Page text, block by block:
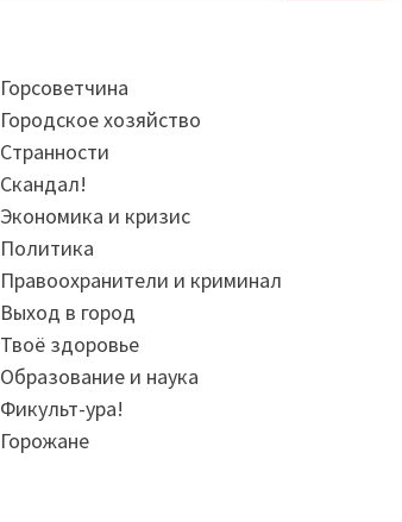
Горсоветчина
Городское хозяйство
Странности
Скандал!
Экономика и кризис
Политика
Правоохранители и криминал
Выход в город
Твоё здоровье
Образование и наука
Фикульт-ура!
Горожане